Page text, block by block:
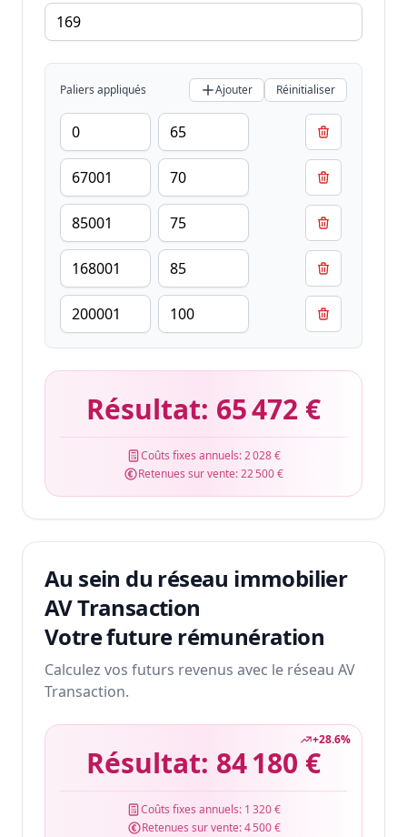
Paliers appliqués Ajouter Réinitialiser
Résultat: 65 472 €
Coûts fixes annuels:2 028 €
Retenues sur vente:22 500 €
Au sein du réseau immobilier
AV Transaction
Votre future rémunération
Calculez vos futurs revenus avec le réseau AV
Transaction.
+28.6%
Résultat: 84 180 €
Coûts fixes annuels: 1 320 €
Retenues sur vente:4 500 €